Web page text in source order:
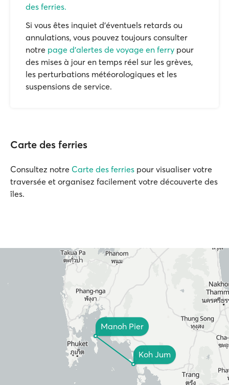
des ferries.
Si vous êtes inquiet d'éventuels retards ou
annulations, vous pouvez toujours consulter
notre page d'alertes de voyage en ferry pour
des mises à jour en temps réel sur les grèves,
les perturbations météorologiques et les
suspensions de service.
Carte des ferries
Consultez notre Carte des ferries pour visualiser votre
traversée et organisez facilement votre découverte des
îles.
Koh Jum
Manoh Pier